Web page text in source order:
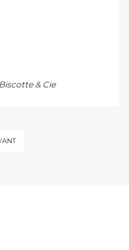
& Cie